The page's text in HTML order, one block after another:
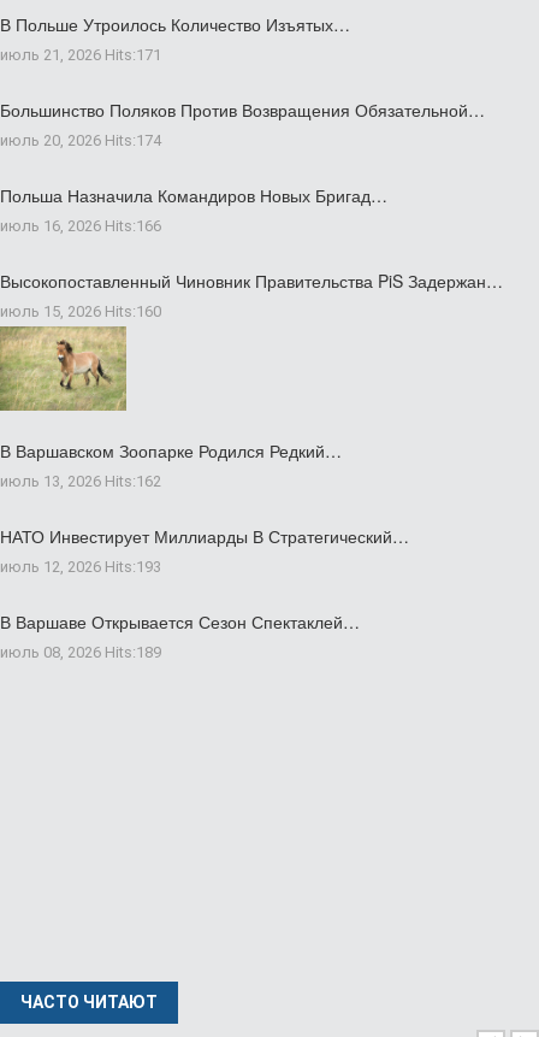
В Польше Утроилось Количество Изъятых…
июль 21, 2026 Hits:171
Большинство Поляков Против Возвращения Обязательной…
июль 20, 2026 Hits:174
Польша Назначила Командиров Новых Бригад…
июль 16, 2026 Hits:166
Высокопоставленный Чиновник Правительства PiS Задержан…
июль 15, 2026 Hits:160
В Варшавском Зоопарке Родился Редкий…
июль 13, 2026 Hits:162
НАТО Инвестирует Миллиарды В Стратегический…
июль 12, 2026 Hits:193
В Варшаве Открывается Сезон Спектаклей…
июль 08, 2026 Hits:189
ЧАСТО ЧИТАЮТ